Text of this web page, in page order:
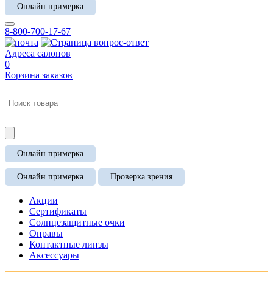
Онлайн примерка
8-800-700-17-67
Адреса салонов
0
Корзина заказов
Онлайн примерка
Онлайн примерка Проверка зрения
Акции
Сертификаты
Солнцезащитные очки
Оправы
Контактные линзы
Аксессуары